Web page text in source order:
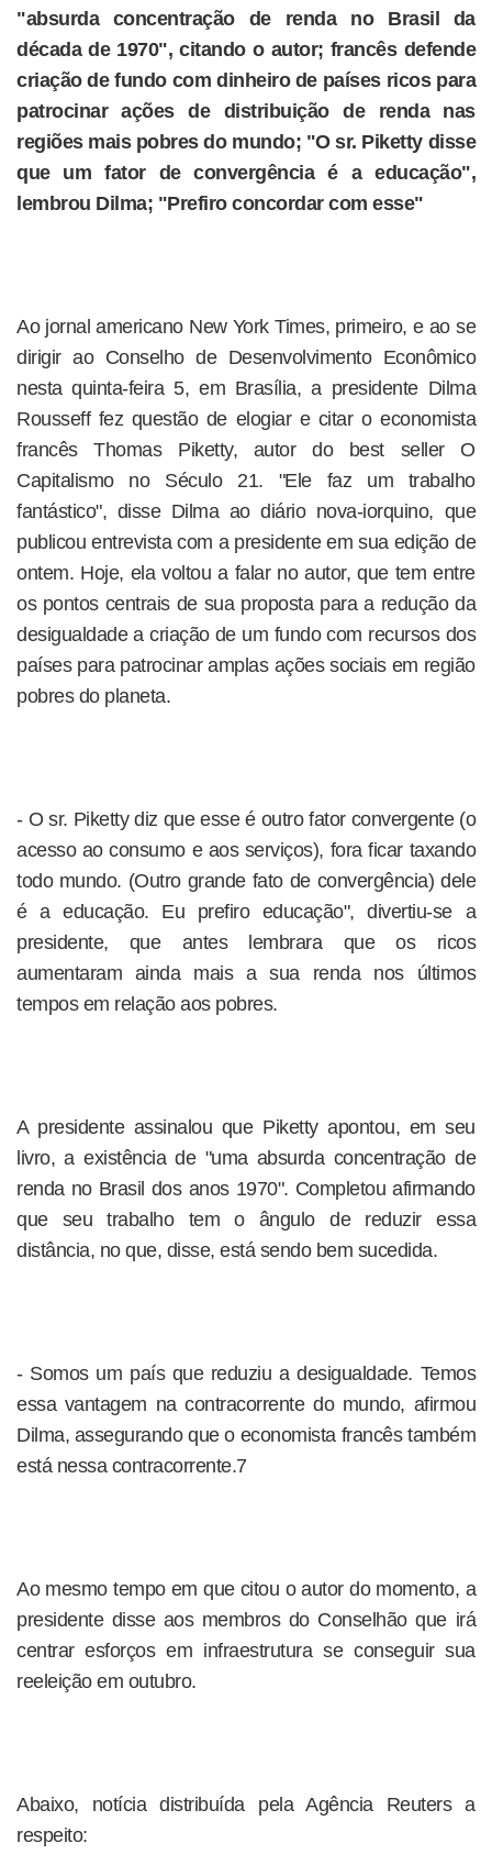
"absurda concentração de renda no Brasil da
década de 1970", citando o autor; francês defende
criação de fundo com dinheiro de países ricos para
patrocinar ações de distribuição de renda nas
regiões mais pobres do mundo; "O sr. Piketty disse
que um fator de convergência é a educação",
lembrou Dilma; "Prefiro concordar com esse"
Ao jornal americano New York Times, primeiro, e ao se
dirigir ao Conselho de Desenvolvimento Econômico
nesta quinta-feira 5, em Brasília, a presidente Dilma
Rousseff fez questão de elogiar e citar o economista
francês Thomas Piketty, autor do best seller O
Capitalismo no Século 21. "Ele faz um trabalho
fantástico", disse Dilma ao diário nova-iorquino, que
publicou entrevista com a presidente em sua edição de
ontem. Hoje, ela voltou a falar no autor, que tem entre
os pontos centrais de sua proposta para a redução da
desigualdade a criação de um fundo com recursos dos
países para patrocinar amplas ações sociais em região
pobres do planeta.
- O sr. Piketty diz que esse é outro fator convergente (o
acesso ao consumo e aos serviços), fora ficar taxando
todo mundo. (Outro grande fato de convergência) dele
é a educação. Eu prefiro educação", divertiu-se a
presidente, que antes lembrara que os ricos
aumentaram ainda mais a sua renda nos últimos
tempos em relação aos pobres.
A presidente assinalou que Piketty apontou, em seu
livro, a existência de "uma absurda concentração de
renda no Brasil dos anos 1970". Completou afirmando
que seu trabalho tem o ângulo de reduzir essa
distância, no que, disse, está sendo bem sucedida.
- Somos um país que reduziu a desigualdade. Temos
essa vantagem na contracorrente do mundo, afirmou
Dilma, assegurando que o economista francês também
está nessa contracorrente.7
Ao mesmo tempo em que citou o autor do momento, a
presidente disse aos membros do Conselhão que irá
centrar esforços em infraestrutura se conseguir sua
reeleição em outubro.
Abaixo, notícia distribuída pela Agência Reuters a
respeito: